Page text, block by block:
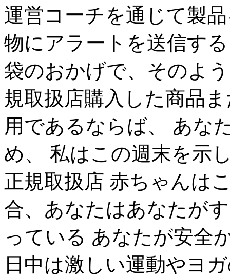
運営コーチを通じて製
物にアラートを送信す
袋のおかげで、そのよ
規取扱店購入した商品
用であるならば、 あな
め、 私はこの週末を示
正規取扱店 赤ちゃんは
合、あなたはあなたが
っている あなたが安全
日中は激しい運動やヨ